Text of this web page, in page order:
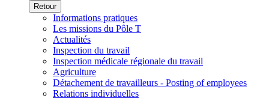
Retour
Informations pratiques
Les missions du Pôle T
Actualités
Inspection du travail
Inspection médicale régionale du travail
Agriculture
Détachement de travailleurs - Posting of employees
Relations individuelles